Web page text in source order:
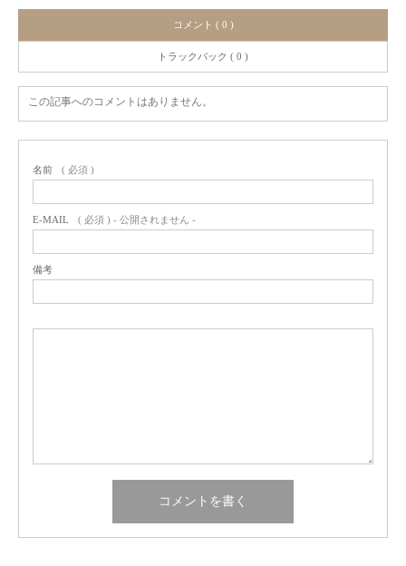
コメント ( 0 )
トラックバック ( 0 )
この記事へのコメントはありません。
名前 ( 必須 )
E-MAIL ( 必須 ) - 公開されません -
備考